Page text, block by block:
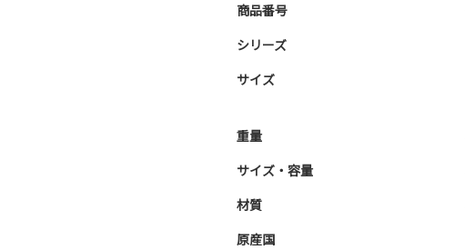
商品番号
シリーズ
サイズ
重量
サイズ・容量
材質
原産国